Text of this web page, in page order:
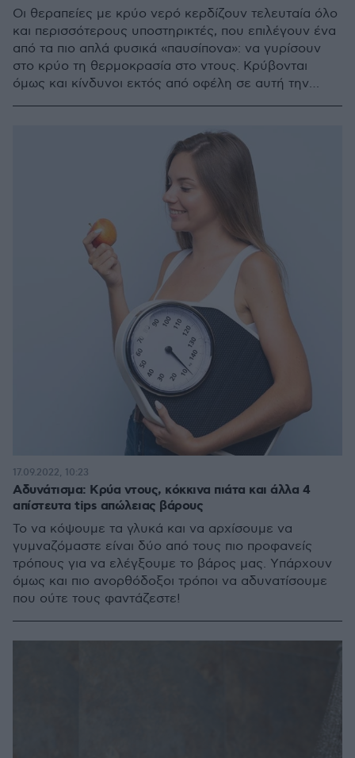
Οι θεραπείες με κρύο νερό κερδίζουν τελευταία όλο
και περισσότερους υποστηρικτές, που επιλέγουν ένα
από τα πιο απλά φυσικά «παυσίπονα»: να γυρίσουν
στο κρύο τη θερμοκρασία στο ντους. Κρύβονται
όμως και κίνδυνοι εκτός από οφέλη σε αυτή την
Αδυνάτισμα: Κρύα ντους, κόκκινα πιάτα και άλλα 4
απίστευτα tips απώλειας βάρους
Το να κόψουμε τα γλυκά και να αρχίσουμε να
γυμναζόμαστε είναι δύο από τους πιο προφανείς
τρόπους για να ελέγξουμε το βάρος μας. Yπάρχουν
όμως και πιο ανορθόδοξοι τρόποι να αδυνατίσουμε
που ούτε τους φαντάζεστε!
17.09.2022, 10:23